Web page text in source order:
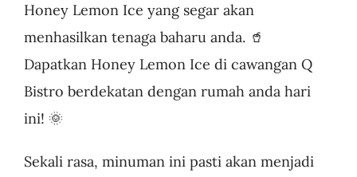
Honey Lemon Ice yang segar akan
menhasilkan tenaga baharu anda. 🥤
Dapatkan Honey Lemon Ice di cawangan Q
Bistro berdekatan dengan rumah anda hari
ini! 🌞
Sekali rasa, minuman ini pasti akan menjadi